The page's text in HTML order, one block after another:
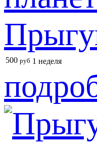
500 руб 1 неделя